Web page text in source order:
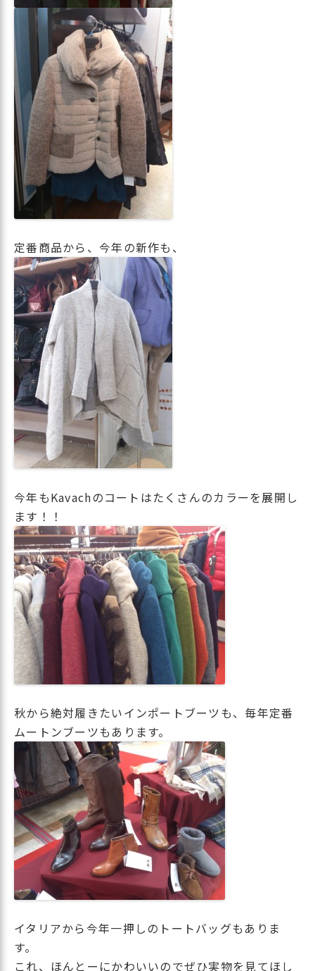
定番商品から、今年の新作も、
今年もKavachのコートはたくさんのカラーを展開し
ます！！
秋から絶対履きたいインポートブーツも、毎年定番
ムートンブーツもあります。
イタリアから今年一押しのトートバッグもありま
す。
これ、ほんとーにかわいいのでぜひ実物を見てほし